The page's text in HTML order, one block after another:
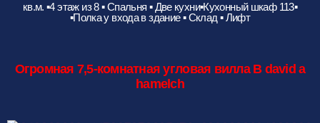
▪️113 кв.м. ▪️4 этаж из 8 ▪️ Спальня ▪️ Две кухни▪️Кухонный шкаф
▪️Полка у входа в здание ▪️ Склад ▪️ Лифт
Огромная 7,5-комнатная угловая вилла B david a
hamelch